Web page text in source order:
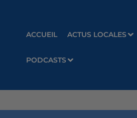
ACCUEIL ACTUS LOCALES
PODCASTS